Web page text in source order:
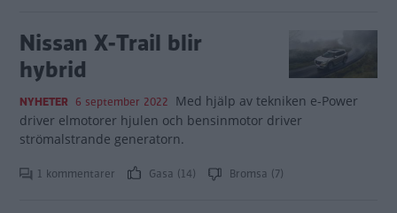
Nissan X-Trail blir
hybrid
NYHETER 6 september 2022 Med hjälp av tekniken e-Power
driver elmotorer hjulen och bensinmotor driver
strömalstrande generatorn.
1 kommentarer Gasa (14) Bromsa (7)